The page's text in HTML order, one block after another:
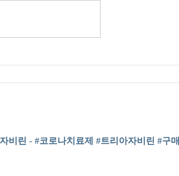
비린 - #코로나치료제 #트리아자비린 #구